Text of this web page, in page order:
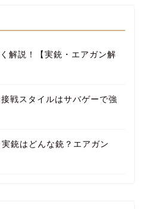
解説！【実銃・エアガン解
戦スタイルはサバゲーで強
銃はどんな銃？エアガン